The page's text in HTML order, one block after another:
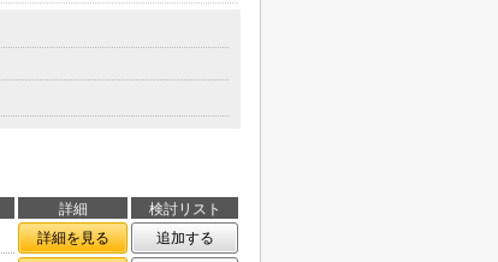
詳細 検討リスト
詳細を見る
追加する